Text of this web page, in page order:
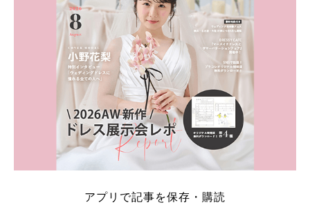
アプリで記事を保存・購読